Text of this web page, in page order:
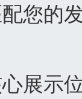
您的
展示